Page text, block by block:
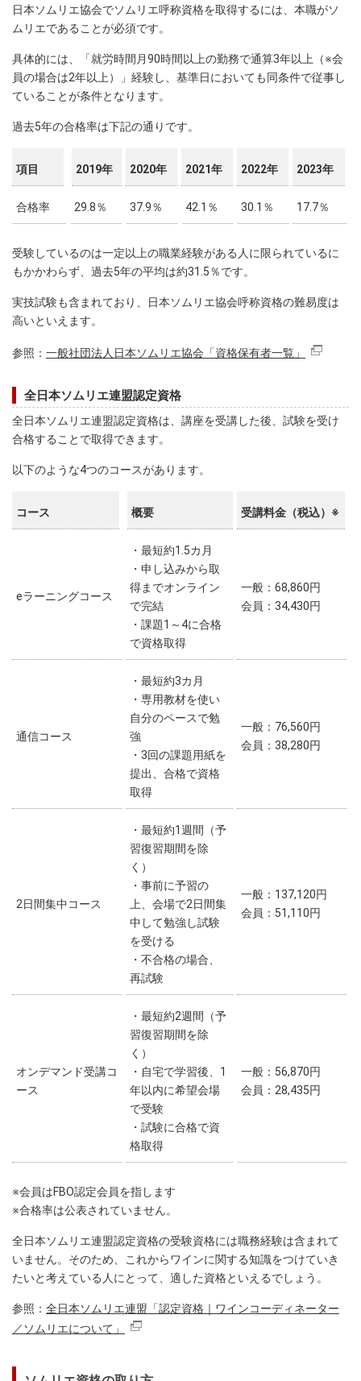
日本ソムリエ協会でソムリエ呼称資格を取得するには、本職がソ
ムリエであることが必須です。
具体的には、「就労時間月90時間以上の勤務で通算3年以上（※会
員の場合は2年以上）」経験し、基準日においても同条件で従事し
ていることが条件となります。
過去5年の合格率は下記の通りです。
項目 2019年 2020年 2021年 2022年 2023年
合格率 29.8％ 37.9％ 42.1％ 30.1％ 17.7％
受験しているのは一定以上の職業経験がある人に限られているに
もかかわらず、過去5年の平均は約31.5％です。
実技試験も含まれており、日本ソムリエ協会呼称資格の難易度は
高いといえます。
参照： 一般社団法人日本ソムリエ協会「資格保有者一覧」
全日本ソムリエ連盟認定資格
全日本ソムリエ連盟認定資格は、講座を受講した後、試験を受け
合格することで取得できます。
以下のような4つのコースがあります。
コース 概要 受講料金（税込）※
eラーニングコース
・最短約1.5カ月
・申し込みから取
得までオンライン
で完結
・課題1～4に合格
で資格取得
一般：68,860円
会員：34,430円
通信コース
・最短約3カ月
・専用教材を使い
自分のペースで勉
強
・3回の課題用紙を
提出、合格で資格
取得
一般：76,560円
会員：38,280円
2日間集中コース
・最短約1週間（予
習復習期間を除
く）
・事前に予習の
上、会場で2日間集
中して勉強し試験
を受ける
・不合格の場合、
再試験
一般：137,120円
会員：51,110円
オンデマンド受講コ
ース
・最短約2週間（予
習復習期間を除
く）
・自宅で学習後、1
年以内に希望会場
で受験
・試験に合格で資
格取得
一般：56,870円
会員：28,435円
※会員はFBO認定会員を指します
※合格率は公表されていません。
全日本ソムリエ連盟認定資格の受験資格には職務経験は含まれて
いません。そのため、これからワインに関する知識をつけていき
たいと考えている人にとって、適した資格といえるでしょう。
参照： 全日本ソムリエ連盟「認定資格｜ワインコーディネーター
／ソムリエについて」